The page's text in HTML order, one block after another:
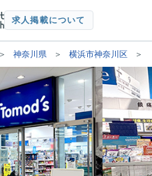
求人掲載について
神奈川県 横浜市神奈川区